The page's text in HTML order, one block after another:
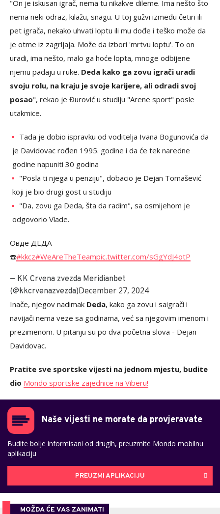
"On je iskusan igrač, nema tu nikakve dileme. Ima nešto što
nema neki odraz, kilažu, snagu. U toj gužvi između četiri ili
pet igrača, nekako uhvati loptu ili mu dođe i teško može da
je otme iz zagrljaja. Može da izbori 'mrtvu loptu'. To on
uradi, ima nešto, malo ga hoće lopta, mnoge odbijene
njemu padaju u ruke. Deda kako ga zovu igrači uradi
svoju rolu, na kraju je svoje karijere, ali odradi svoj
posao", rekao je Đurović u studiju "Arene sport" posle
utakmice.
Tada je dobio ispravku od voditelja Ivana Bogunovića da
je Davidovac rođen 1995. godine i da će tek naredne
godine napuniti 30 godina
"Posla ti njega u penziju", dobacio je Dejan Tomašević
koji je bio drugi gost u studiju
"Da, zovu ga Deda, šta da radim", sa osmijehom je
odgovorio Vlade.
Овде ДЕДА
☎️#kkcz#WeAreTheTeampic.twitter.com/sGgYdJ4otP
— KK Crvena zvezda Meridianbet
(@kkcrvenazvezda)December 27, 2024
Inače, njegov nadimak Deda, kako ga zovu i saigrači i
navijači nema veze sa godinama, već sa njegovim imenom i
prezimenom. U pitanju su po dva početna slova - Dejan
Davidovac.
Pratite sve sportske vijesti na jednom mjestu, budite
dio Mondo sportske zajednice na Viberu!
Naše vijesti ne morate da provjeravate
Budite bolje informisani od drugih, preuzmite Mondo mobilnu
aplikaciju
PREUZMI APLIKACIJU
MOŽDA ĆE VAS ZANIMATI